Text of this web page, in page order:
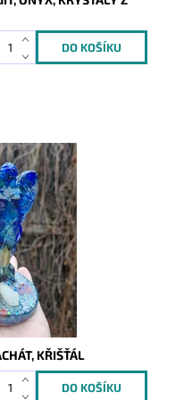
KŘIŠŤÁL